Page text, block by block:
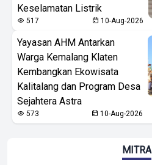
Keselamatan Listrik
517 10-Aug-2026
Yayasan AHM Antarkan
Warga Kemalang Klaten
Kembangkan Ekowisata
Kalitalang dan Program Desa
Sejahtera Astra
573 10-Aug-2026
MITRA